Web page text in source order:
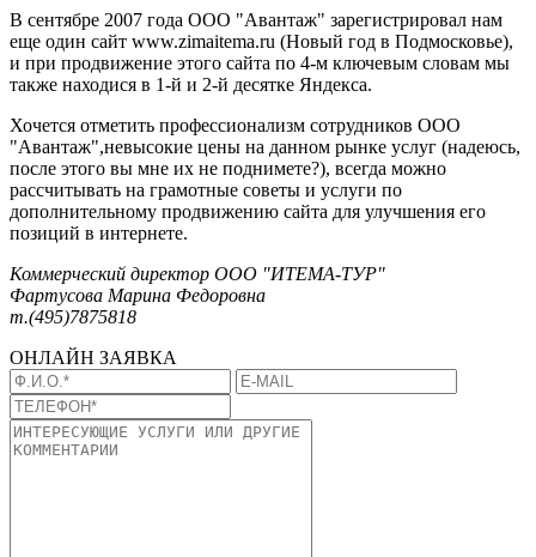
В сентябре 2007 года ООО "Авантаж" зарегистрировал нам
еще один сайт www.zimaitema.ru (Новый год в Подмосковье),
и при продвижение этого сайта по 4-м ключевым словам мы
также находися в 1-й и 2-й десятке Яндекса.
Хочется отметить профессионализм сотрудников ООО
"Авантаж",невысокие цены на данном рынке услуг (надеюсь,
после этого вы мне их не поднимете?), всегда можно
рассчитывать на грамотные советы и услуги по
дополнительному продвижению сайта для улучшения его
позиций в интернете.
Коммерческий директор ООО "ИТЕМА-ТУР"
Фартусова Марина Федоровна
т.(495)7875818
ОНЛАЙН ЗАЯВКА